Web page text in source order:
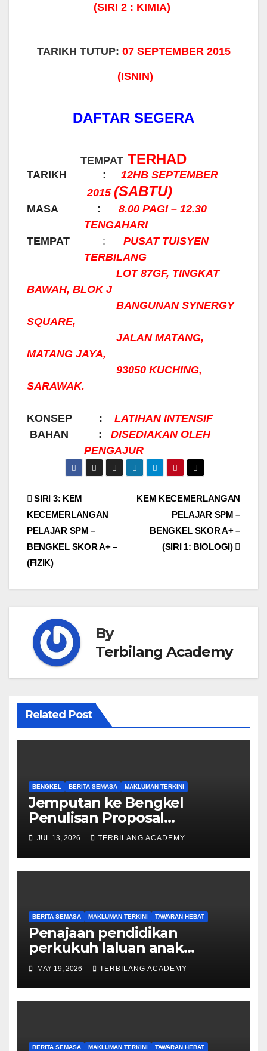
(SIRI 2 : KIMIA)
TARIKH TUTUP: 07 SEPTEMBER 2015
(ISNIN)
DAFTAR SEGERA
TEMPAT TERHAD
TARIKH : 12HB SEPTEMBER
2015 (SABTU)
MASA : 8.00 PAGI – 12.30
TENGAHARI
TEMPAT : PUSAT TUISYEN
TERBILANG
LOT 87GF, TINGKAT
BAWAH, BLOK J
BANGUNAN SYNERGY
SQUARE,
JALAN MATANG,
MATANG JAYA,
93050 KUCHING,
SARAWAK.
KONSEP : LATIHAN INTENSIF
BAHAN :
DISEDIAKAN OLEH
PENGAJUR
Post
navigation
KEM KECEMERLANGAN
PELAJAR SPM –
BENGKEL SKOR A+ –
(SIRI 1: BIOLOGI)
SIRI 3: KEM
KECEMERLANGAN
PELAJAR SPM –
BENGKEL SKOR A+ –
(FIZIK)
By
Terbilang Academy
Related Post
BENGKEL BERITA SEMASA MAKLUMAN TERKINI
Jemputan ke Bengkel
Penulisan Proposal
Permohonan Kemasukan
Program Khas Doktor
Falsafah (PhD).
JUL 13, 2026 TERBILANG ACADEMY
BERITA SEMASA MAKLUMAN TERKINI TAWARAN HEBAT
Penajaan pendidikan
perkukuh laluan anak
Sarawak ke peringkat
Sarjana, PhD
MAY 19, 2026 TERBILANG ACADEMY
BERITA SEMASA MAKLUMAN TERKINI TAWARAN HEBAT